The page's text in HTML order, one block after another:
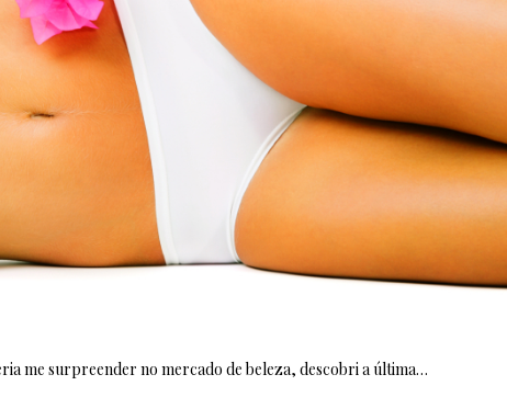
me surpreender no mercado de beleza, descobri a última…